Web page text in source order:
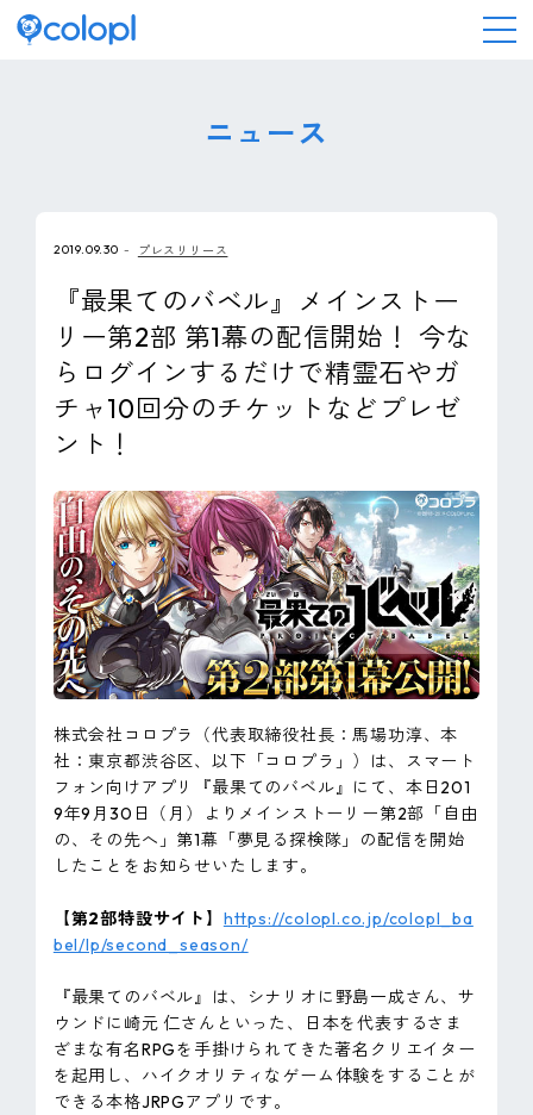
IR情報
採用情報
ピンマーク
EN
ニュース
2019.09.30 プレスリリース
『最果てのバベル』メインストー
リー第2部 第1幕の配信開始！ 今な
らログインするだけで精霊石やガ
チャ10回分のチケットなどプレゼ
ント！
株式会社コロプラ（代表取締役社長：馬場功淳、本
社：東京都渋谷区、以下「コロプラ」）は、スマート
フォン向けアプリ『最果てのバベル』にて、本日201
9年9月30日（月）よりメインストーリー第2部「自由
の、その先へ」第1幕「夢見る探検隊」の配信を開始
したことをお知らせいたします。
【第2部特設サイト】 https://colopl.co.jp/colopl_ba
bel/lp/second_season/
『最果てのバベル』は、シナリオに野島一成さん、サ
ウンドに崎元 仁さんといった、日本を代表するさま
ざまな有名RPGを手掛けられてきた著名クリエイター
を起用し、ハイクオリティなゲーム体験をすることが
できる本格JRPGアプリです。